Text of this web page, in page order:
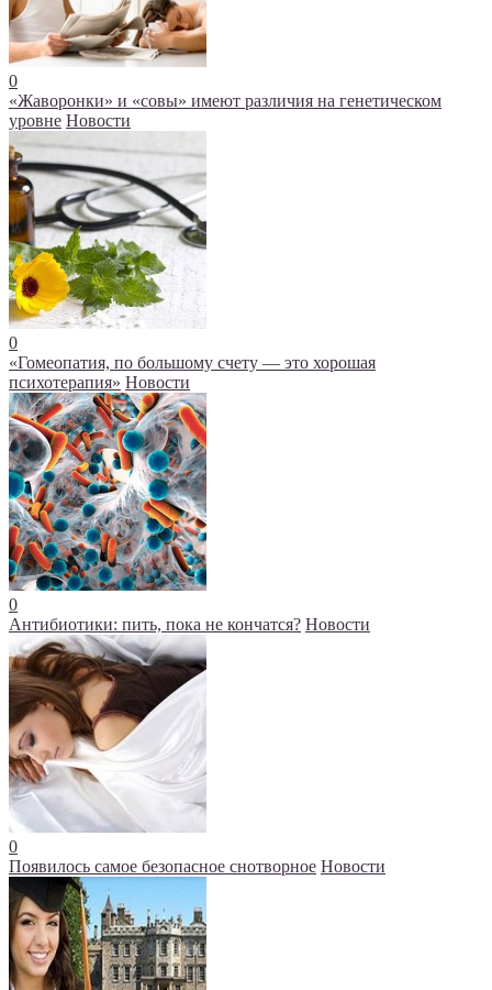
0
«Жаворонки» и «совы» имеют различия на генетическом
уровне Новости
0
«Гомеопатия, по большому счету — это хорошая
психотерапия» Новости
0
Антибиотики: пить, пока не кончатся? Новости
0
Появилось самое безопасное снотворное Новости